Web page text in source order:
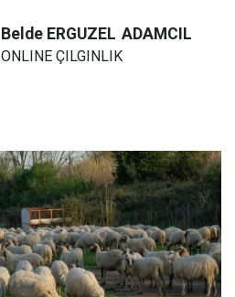
Belde ERGUZEL ADAMCIL
ONLINE ÇILGINLIK